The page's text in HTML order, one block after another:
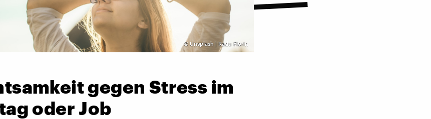
©Unsplash | Radu Florin
gegen Stress im
oder Job